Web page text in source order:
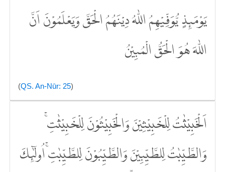
يَوْمَىِٕذٍ يُّوَفِّيْهِمُ اللّٰهُ دِيْنَهُمُ الْحَقَّ وَيَعْلَمُوْنَ اَنَّ
اللّٰهَ هُوَ الْحَقُّ الْمُبِيْنُ
(QS. An-Nūr: 25)
اَلْخَبِيْثٰتُ لِلْخَبِيْثِيْنَ وَالْخَبِيْثُوْنَ لِلْخَبِيْثٰتِۚ
وَالطَّيِّبٰتُ لِلطَّيِّبِيْنَ وَالطَّيِّبُوْنَ لِلطَّيِّبٰتِۚ اُولٰۤىِٕكَ